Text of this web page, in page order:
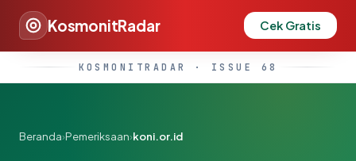
KosmonitRadar Cek Gratis
KOSMONITRADAR · ISSUE 68
Beranda›Pemeriksaan›koni.or.id